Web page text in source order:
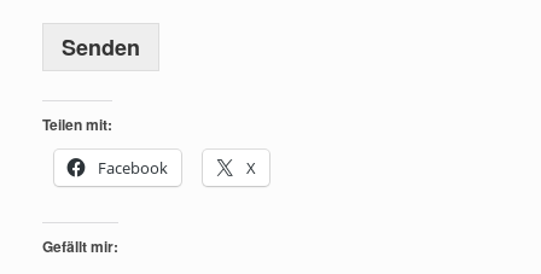
Senden
Teilen mit:
Facebook
X
Gefällt mir: